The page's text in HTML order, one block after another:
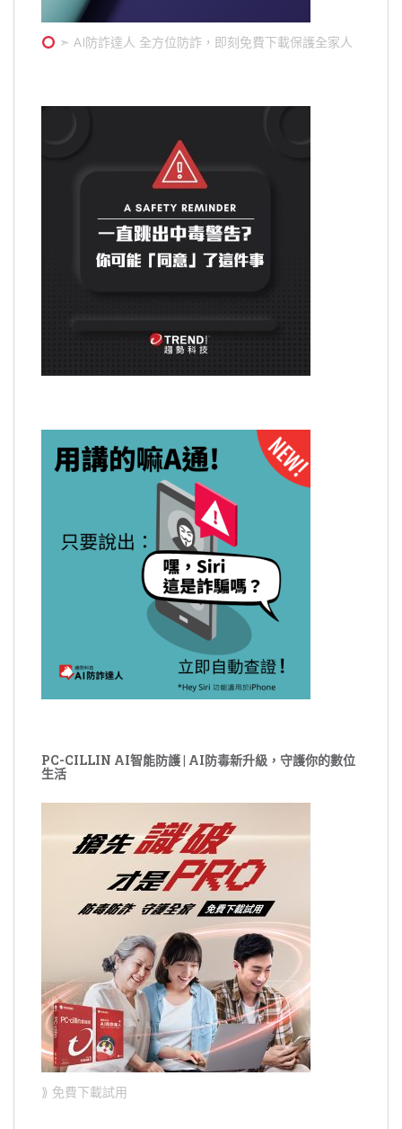
➣ AI防詐達人 全方位防詐，即刻免費下載保護全家人
PC-CILLIN AI智能防護 | AI防毒新升級，守護你的數位
生活
⟫ 免費下載試用